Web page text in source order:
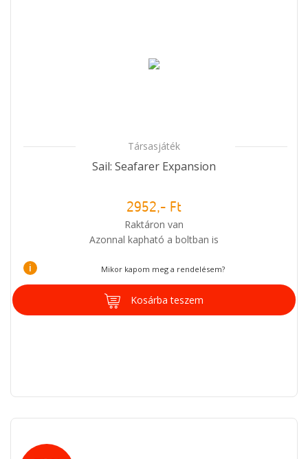
Társasjáték
Sail: Seafarer Expansion
2952,- Ft
Raktáron van
Azonnal kapható a boltban is
i Mikor kapom meg a rendelésem?
Kosárba teszem